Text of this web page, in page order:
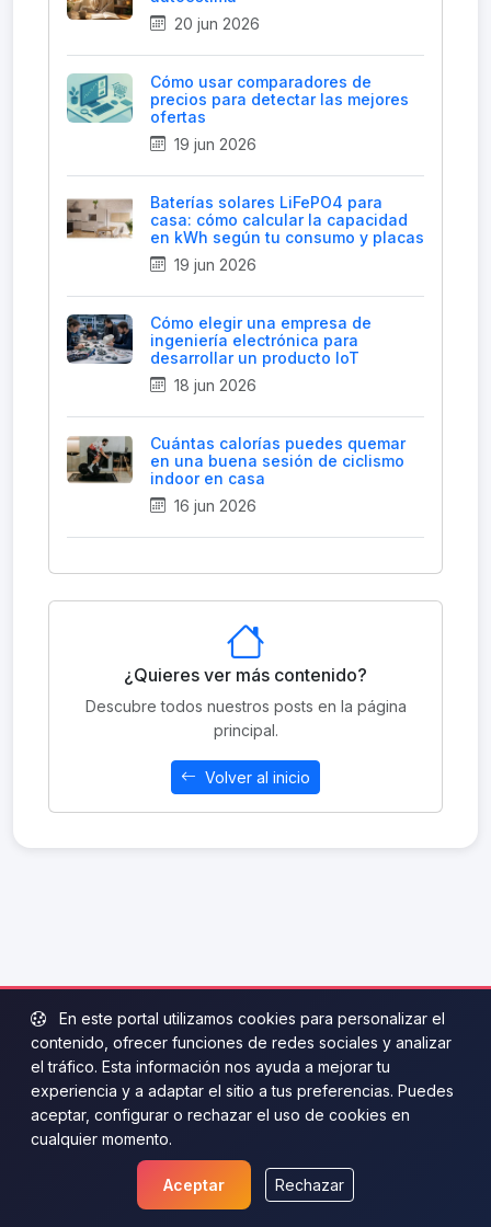
20 jun 2026
Cómo usar comparadores de
precios para detectar las mejores
ofertas
19 jun 2026
Baterías solares LiFePO4 para
casa: cómo calcular la capacidad
en kWh según tu consumo y placas
19 jun 2026
Cómo elegir una empresa de
ingeniería electrónica para
desarrollar un producto IoT
18 jun 2026
Cuántas calorías puedes quemar
en una buena sesión de ciclismo
indoor en casa
16 jun 2026
¿Quieres ver más contenido?
Descubre todos nuestros posts en la página
principal.
Volver al inicio
En este portal utilizamos cookies para personalizar el
contenido, ofrecer funciones de redes sociales y analizar
el tráfico. Esta información nos ayuda a mejorar tu
experiencia y a adaptar el sitio a tus preferencias. Puedes
aceptar, configurar o rechazar el uso de cookies en
cualquier momento.
Aceptar Rechazar